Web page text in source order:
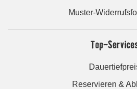
Muster-
Top-
Reservieren &